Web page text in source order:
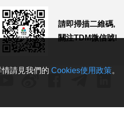
217
0
2026-08-09 08:32
墜毀2死
請即掃描二維碼,
關注TDM微信號!
請見我們的 Cookies使用政策。